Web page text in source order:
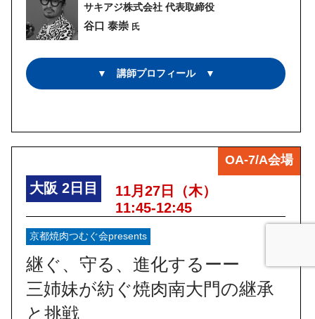
サキアジ株式会社 代表取締役
谷口 泰崇 氏
▼ 講師プロフィール ▼
OA-7/A会場
大阪 2日目
11月27日（木）
11:45-12:45
京都焼肉つむぐ会presents
継ぐ、守る、進化するーー
三姉妹が紡ぐ焼肉南大門の継承
と挑戦